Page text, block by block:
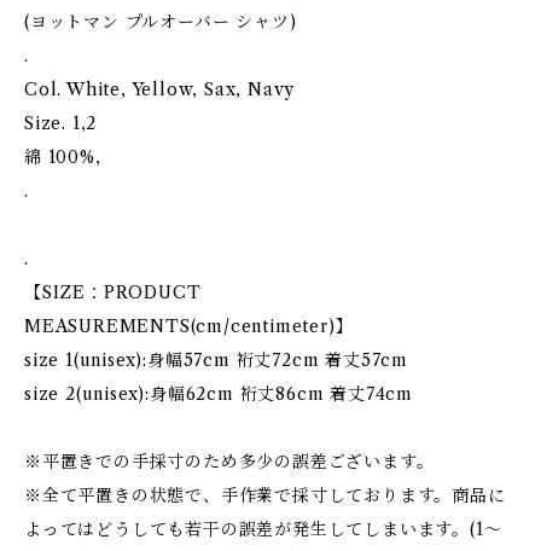
(ヨットマン プルオーバー シャツ)
.
Col. White, Yellow, Sax, Navy
Size. 1,2
綿 100%,
.
.
【SIZE：PRODUCT
MEASUREMENTS(cm/centimeter)】
size 1(unisex):身幅57cm 裄丈72cm 着丈57cm
size 2(unisex):身幅62cm 裄丈86cm 着丈74cm
※平置きでの手採寸のため多少の誤差ございます。
※全て平置きの状態で、手作業で採寸しております。商品に
よってはどうしても若干の誤差が発生してしまいます。(1～